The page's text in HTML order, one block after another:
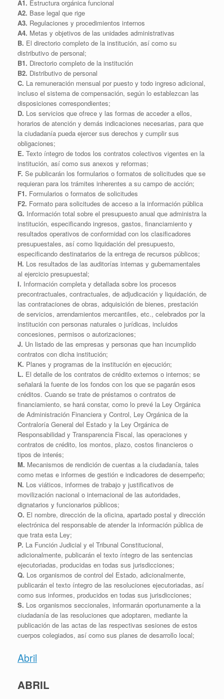
A1. Estructura orgánica funcional
A2. Base legal que rige
A3. Regulaciones y procedimientos internos
A4. Metas y objetivos de las unidades administrativas
B. El directorio completo de la institución, así como su
distributivo de personal;
B1. Directorio completo de la institución
B2. Distributivo de personal
C. La remuneración mensual por puesto y todo ingreso adicional,
incluso el sistema de compensación, según lo establezcan las
disposiciones correspondientes;
D. Los servicios que ofrece y las formas de acceder a ellos,
horarios de atención y demás indicaciones necesarias, para que
la ciudadanía pueda ejercer sus derechos y cumplir sus
obligaciones;
E. Texto íntegro de todos los contratos colectivos vigentes en la
institución, así como sus anexos y reformas;
F. Se publicarán los formularios o formatos de solicitudes que se
requieran para los trámites inherentes a su campo de acción;
F1. Formularios o formatos de solicitudes
F2. Formato para solicitudes de acceso a la información pública
G. Información total sobre el presupuesto anual que administra la
institución, especificando ingresos, gastos, financiamiento y
resultados operativos de conformidad con los clasificadores
presupuestales, así como liquidación del presupuesto,
especificando destinatarios de la entrega de recursos públicos;
H. Los resultados de las auditorías internas y gubernamentales
al ejercicio presupuestal;
I. Información completa y detallada sobre los procesos
precontractuales, contractuales, de adjudicación y liquidación, de
las contrataciones de obras, adquisición de bienes, prestación
de servicios, arrendamientos mercantiles, etc., celebrados por la
institución con personas naturales o jurídicas, incluidos
concesiones, permisos o autorizaciones;
J. Un listado de las empresas y personas que han incumplido
contratos con dicha institución;
K. Planes y programas de la institución en ejecución;
L. El detalle de los contratos de crédito externos o internos; se
señalará la fuente de los fondos con los que se pagarán esos
créditos. Cuando se trate de préstamos o contratos de
financiamiento, se hará constar, como lo prevé la Ley Orgánica
de Administración Financiera y Control, Ley Orgánica de la
Contraloría General del Estado y la Ley Orgánica de
Responsabilidad y Transparencia Fiscal, las operaciones y
contratos de crédito, los montos, plazo, costos financieros o
tipos de interés;
M. Mecanismos de rendición de cuentas a la ciudadanía, tales
como metas e informes de gestión e indicadores de desempeño;
N. Los viáticos, informes de trabajo y justificativos de
movilización nacional o internacional de las autoridades,
dignatarios y funcionarios públicos;
O. El nombre, dirección de la oficina, apartado postal y dirección
electrónica del responsable de atender la información pública de
que trata esta Ley;
P. La Función Judicial y el Tribunal Constitucional,
adicionalmente, publicarán el texto íntegro de las sentencias
ejecutoriadas, producidas en todas sus jurisdicciones;
Q. Los organismos de control del Estado, adicionalmente,
publicarán el texto íntegro de las resoluciones ejecutoriadas, así
como sus informes, producidos en todas sus jurisdicciones;
S. Los organismos seccionales, informarán oportunamente a la
ciudadanía de las resoluciones que adoptaren, mediante la
publicación de las actas de las respectivas sesiones de estos
cuerpos colegiados, así como sus planes de desarrollo local;
Abril
ABRIL